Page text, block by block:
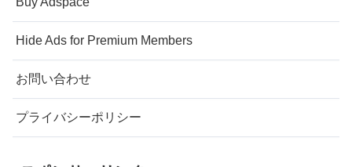
Hide Ads for Premium Members
お問い合わせ
プライバシーポリシー